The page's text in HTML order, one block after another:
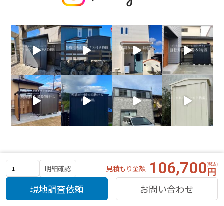
明細確認 見積もり金額 106,700
現地調査依頼 お問い合わせ